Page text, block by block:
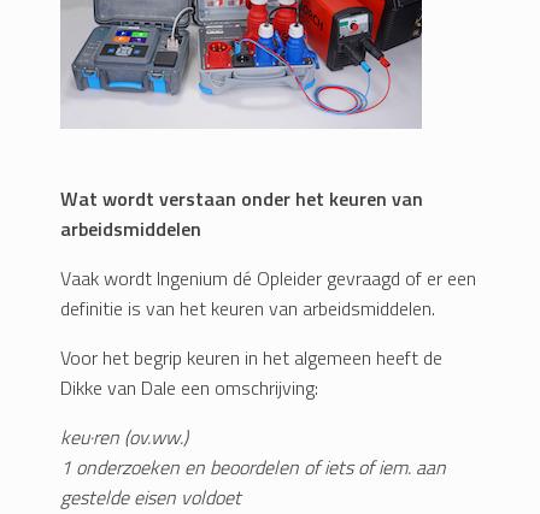
Wat wordt verstaan onder het keuren van
arbeidsmiddelen
Vaak wordt Ingenium dé Opleider gevraagd of er een
definitie is van het keuren van arbeidsmiddelen.
Voor het begrip keuren in het algemeen heeft de
Dikke van Dale een omschrijving:
keu·ren (ov.ww.)
1 onderzoeken en beoordelen of iets of iem. aan
gestelde eisen voldoet